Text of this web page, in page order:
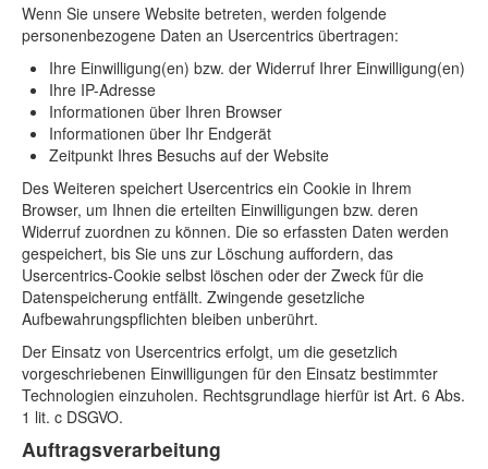
Wenn Sie unsere Website betreten, werden folgende
personenbezogene Daten an Usercentrics übertragen:
Ihre Einwilligung(en) bzw. der Widerruf Ihrer Einwilligung(en)
Ihre IP-Adresse
Informationen über Ihren Browser
Informationen über Ihr Endgerät
Zeitpunkt Ihres Besuchs auf der Website
Des Weiteren speichert Usercentrics ein Cookie in Ihrem
Browser, um Ihnen die erteilten Einwilligungen bzw. deren
Widerruf zuordnen zu können. Die so erfassten Daten werden
gespeichert, bis Sie uns zur Löschung auffordern, das
Usercentrics-Cookie selbst löschen oder der Zweck für die
Datenspeicherung entfällt. Zwingende gesetzliche
Aufbewahrungspflichten bleiben unberührt.
Der Einsatz von Usercentrics erfolgt, um die gesetzlich
vorgeschriebenen Einwilligungen für den Einsatz bestimmter
Technologien einzuholen. Rechtsgrundlage hierfür ist Art. 6 Abs.
1 lit. c DSGVO.
Auftragsverarbeitung